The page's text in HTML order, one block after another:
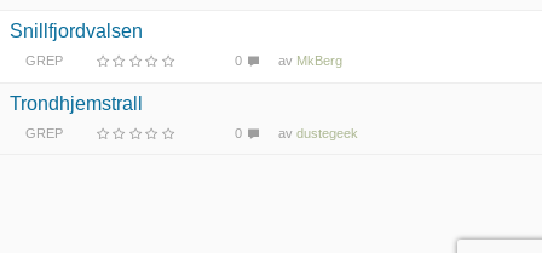
Snillfjordvalsen
GREP 0 av MkBerg
Trondhjemstrall
GREP 0 av dustegeek